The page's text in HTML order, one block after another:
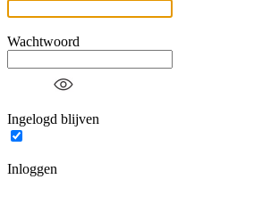
Wachtwoord
Ingelogd blijven
Inloggen